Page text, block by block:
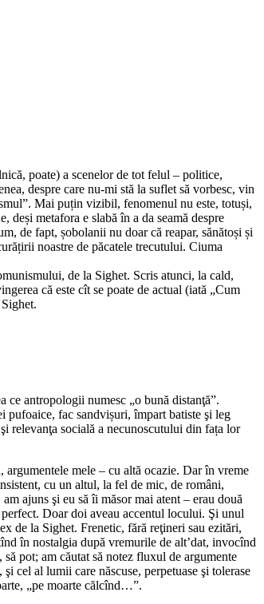
poate) a scenelor de tot felul – politice,
despre care nu-mi stă la suflet să vorbesc, vin
Mai puțin vizibil, fenomenul nu este, totuși,
metafora e slabă în a da seamă despre
de fapt, șobolanii nu doar că reapar, sănătoși și
noastre de păcatele trecutului. Ciuma
de la Sighet. Scris atunci, la cald,
că este cît se poate de actual (iată „Cum
ce antropologii numesc „o bună distanţă”.
pufoaice, fac sandvișuri, împart batiste şi leg
relevanţa socială a necunoscutului din fața lor
mele – cu altă ocazie. Dar în vreme
cu un altul, la fel de mic, de români,
ajuns şi eu să îi măsor mai atent – erau două
Doar doi aveau accentul locului. Şi unul
de la Sighet. Frenetic, fără reţineri sau ezitări,
în nostalgia după vremurile de alt’dat, invocînd
pot; am căutat să notez fluxul de argumente
cel al lumii care născuse, perpetuase şi tolerase
„pe moarte călcînd…”.